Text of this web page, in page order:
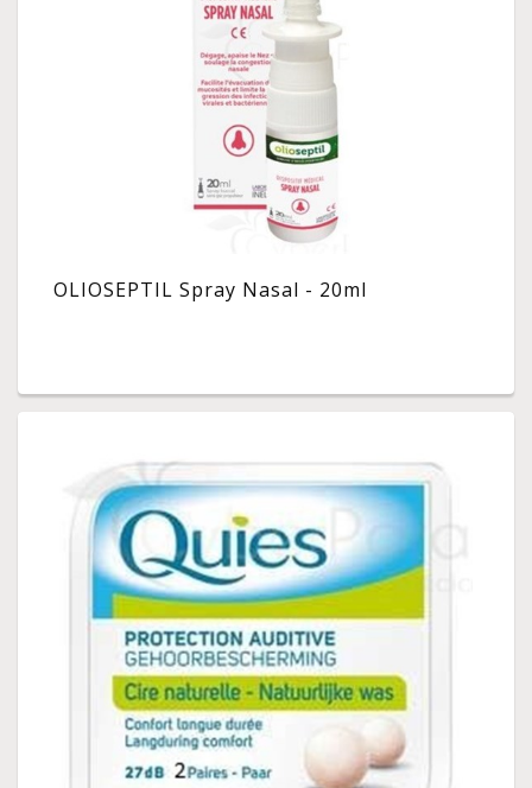
OLIOSEPTIL Spray Nasal - 20ml